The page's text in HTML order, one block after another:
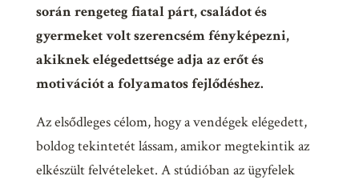
során rengeteg fiatal párt, családot és
gyermeket volt szerencsém fényképezni,
akiknek elégedettsége adja az erőt és
motivációt a folyamatos fejlődéshez.
Az elsődleges célom, hogy a vendégek elégedett,
boldog tekintetét lássam, amikor megtekintik az
elkészült felvételeket. A stúdióban az ügyfelek